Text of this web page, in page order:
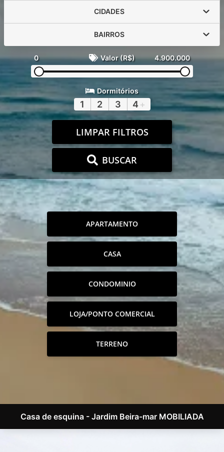
CIDADES
BAIRROS
0 Valor (R$) 4.900.000
Dormitórios
1 2 3 4 +
LIMPAR FILTROS
BUSCAR
APARTAMENTO
CASA
CONDOMINIO
LOJA/PONTO COMERCIAL
TERRENO
Casa de esquina - Jardim Beira-mar MOBILIADA